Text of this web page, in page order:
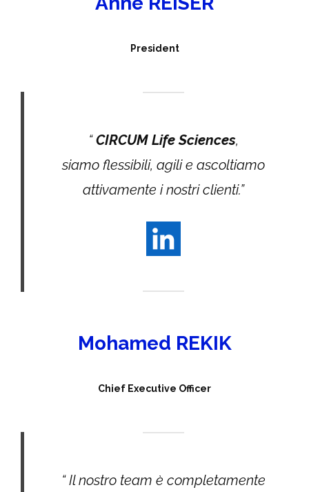
President
“CIRCUM Life Sciences,
siamo flessibili, agili e ascoltiamo
attivamente i nostri clienti.”
Mohamed REKIK
Chief Executive Officer
“ Il nostro team è completamente